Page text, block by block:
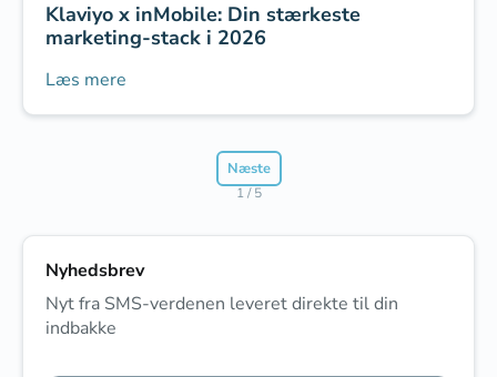
Klaviyo x inMobile: Din stærkeste
marketing-stack i 2026
Læs mere
Næste
1 / 5
Nyhedsbrev
Nyt fra SMS-verdenen leveret direkte til din
indbakke